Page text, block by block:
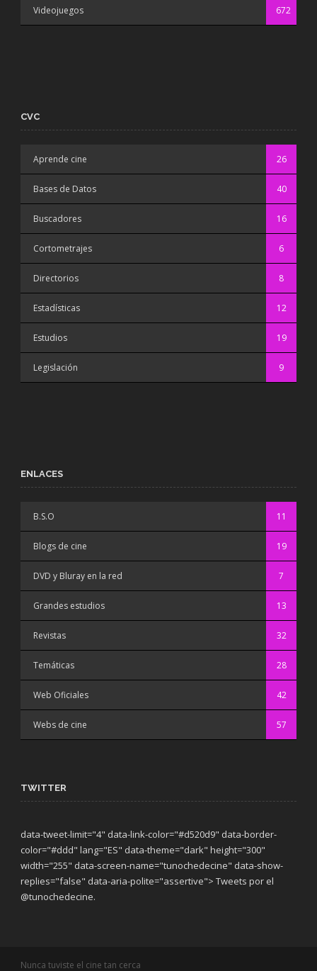
Videojuegos 672
CVC
Aprende cine 26
Bases de Datos 40
Buscadores 16
Cortometrajes 6
Directorios 8
Estadísticas 12
Estudios 19
Legislación 9
ENLACES
B.S.O 11
Blogs de cine 19
DVD y Bluray en la red 7
Grandes estudios 13
Revistas 32
Temáticas 28
Web Oficiales 42
Webs de cine 57
TWITTER
data-tweet-limit="4" data-link-color="#d520d9" data-border-
color="#ddd" lang="ES" data-theme="dark" height="300"
width="255" data-screen-name="tunochedecine" data-show-
replies="false" data-aria-polite="assertive"> Tweets por el
@tunochedecine.
Nunca tuviste el cine tan cerca